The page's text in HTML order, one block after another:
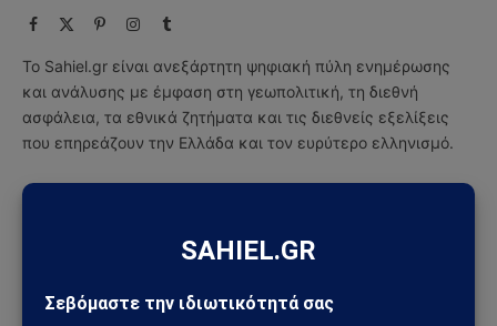
Facebook PinterestInstagram
Tumblr
Το Sahiel.gr είναι ανεξάρτητη ψηφιακή πύλη ενημέρωσης
και ανάλυσης με έμφαση στη γεωπολιτική, τη διεθνή
ασφάλεια, τα εθνικά ζητήματα και τις διεθνείς εξελίξεις
που επηρεάζουν την Ελλάδα και τον ευρύτερο ελληνισμό.